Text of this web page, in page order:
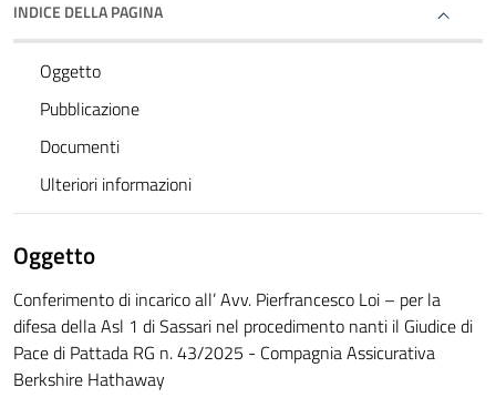
INDICE DELLA PAGINA
Oggetto
Pubblicazione
Documenti
Ulteriori informazioni
Oggetto
Conferimento di incarico all’ Avv. Pierfrancesco Loi – per la
difesa della Asl 1 di Sassari nel procedimento nanti il Giudice di
Pace di Pattada RG n. 43/2025 - Compagnia Assicurativa
Berkshire Hathaway